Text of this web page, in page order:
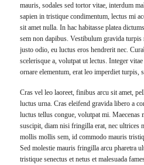
mauris, sodales sed tortor vitae, interdum
sapien in tristique condimentum, lectus mi
sit amet nulla. In hac habitasse platea
sem non dapibus. Vestibulum gravida
justo odio, eu luctus eros hendrerit nec.
scelerisque a, volutpat ut lectus. Integer
ornare elementum, erat leo imperdiet turpis,
Cras vel leo laoreet, finibus arcu sit amet,
luctus urna. Cras eleifend gravida libero a
luctus tellus congue, volutpat mi. Maecenas
suscipit, diam nisi fringilla erat, nec ultrices
mollis mollis sem, id commodo mauris
Sed molestie mauris fringilla arcu pharetra
tristique senectus et netus et malesuada